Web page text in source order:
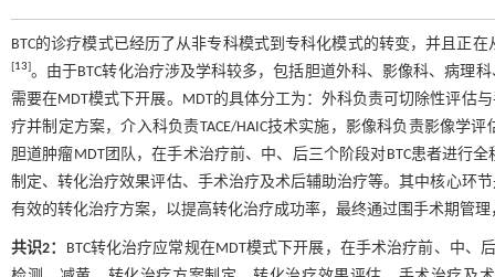
BTC的诊疗模式已经历了从非专科模式到专科化模式的转变，并且正
[13]。由于BTC转化治疗涉及学科较多，包括胆道外科、影像科、病理
需要在MDT模式下开展。MDT的具体分工为：外科负责可切除性评估
疗并制定方案，介入科负责TACE/HAIC技术实施，影像科负责影像学
胆道肿瘤MDT团队，在手术治疗前、中、后三个阶段对BTC患者进行
制定、转化治疗效果评估、手术治疗及术后辅助治疗等。其中核心环
有效的转化治疗方案，以提高转化治疗成功率，最终通过围手术期管
共识2： BTC转化治疗应常规在MDT模式下开展，在手术治疗前、中